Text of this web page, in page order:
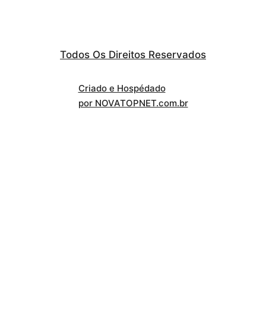
Todos Os Direitos Reservados
Criado e Hospédado
por NOVATOPNET.com.br